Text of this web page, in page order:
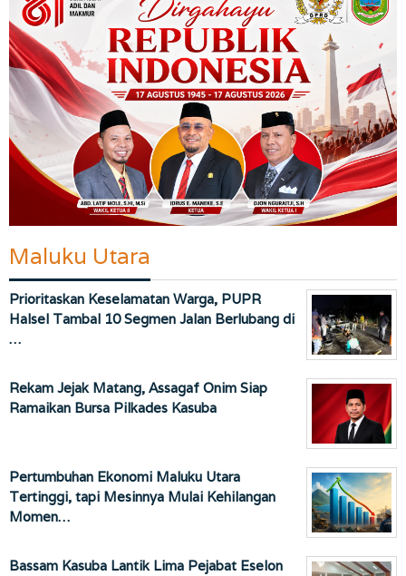
Maluku Utara
Prioritaskan Keselamatan Warga, PUPR
Halsel Tambal 10 Segmen Jalan Berlubang di
…
Rekam Jejak Matang, Assagaf Onim Siap
Ramaikan Bursa Pilkades Kasuba
Pertumbuhan Ekonomi Maluku Utara
Tertinggi, tapi Mesinnya Mulai Kehilangan
Momen…
Bassam Kasuba Lantik Lima Pejabat Eselon